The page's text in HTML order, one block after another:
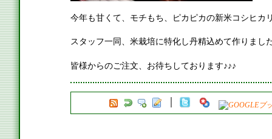
今年も甘くて、モチもち、ピカピカの新米コシヒカ
スタッフ一同、米栽培に特化し丹精込めて作りまし
皆様からのご注文、お待ちしております♪♪♪